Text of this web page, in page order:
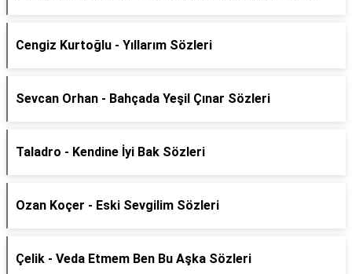
Cengiz Kurtoğlu - Yıllarım Sözleri
Sevcan Orhan - Bahçada Yeşil Çınar Sözleri
Taladro - Kendine İyi Bak Sözleri
Ozan Koçer - Eski Sevgilim Sözleri
Çelik - Veda Etmem Ben Bu Aşka Sözleri